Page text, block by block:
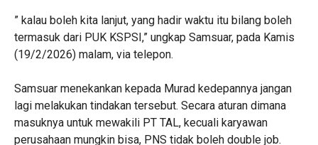
” kalau boleh kita lanjut, yang hadir waktu itu bilang boleh
termasuk dari PUK KSPSI,” ungkap Samsuar, pada Kamis
(19/2/2026) malam, via telepon.
Samsuar menekankan kepada Murad kedepannya jangan
lagi melakukan tindakan tersebut. Secara aturan dimana
masuknya untuk mewakili PT TAL, kecuali karyawan
perusahaan mungkin bisa, PNS tidak boleh double job.